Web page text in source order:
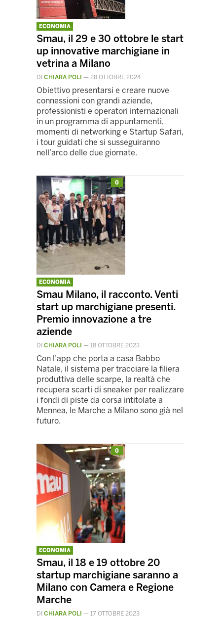
ECONOMIA
Smau, il 29 e 30 ottobre le start
up innovative marchigiane in
vetrina a Milano
DI CHIARA POLI — 28 OTTOBRE 2024
Obiettivo presentarsi e creare nuove
connessioni con grandi aziende,
professionisti e operatori internazionali
in un programma di appuntamenti,
momenti di networking e Startup Safari,
i tour guidati che si susseguiranno
nell’arco delle due giornate.
0
ECONOMIA
Smau Milano, il racconto. Venti
start up marchigiane presenti.
Premio innovazione a tre
aziende
DI CHIARA POLI — 18 OTTOBRE 2023
Con l’app che porta a casa Babbo
Natale, il sistema per tracciare la filiera
produttiva delle scarpe, la realtà che
recupera scarti di sneaker per realizzare
i fondi di piste da corsa intitolate a
Mennea, le Marche a Milano sono già nel
futuro.
0
ECONOMIA
Smau, il 18 e 19 ottobre 20
startup marchigiane saranno a
Milano con Camera e Regione
Marche
DI CHIARA POLI — 17 OTTOBRE 2023